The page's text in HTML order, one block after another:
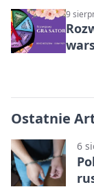
9
Ostatnie
6